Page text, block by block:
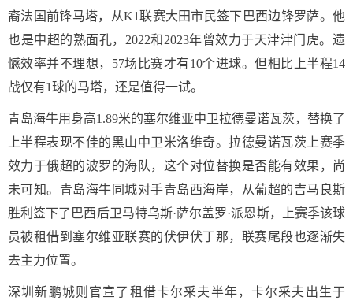
裔法国前锋马塔，从K1联赛大田市民签下巴西边锋罗萨。他
也是中超的熟面孔，2022和2023年曾效力于天津津门虎。遗
憾效率并不理想，57场比赛才有10个进球。但相比上半程14
战仅有1球的马塔，还是值得一试。
青岛海牛用身高1.89米的塞尔维亚中卫拉德曼诺瓦茨，替换了
上半程表现不佳的黑山中卫米洛维奇。拉德曼诺瓦茨上赛季
效力于俄超的波罗的海队，这个对位替换是否能有效果，尚
未可知。青岛海牛同城对手青岛西海岸，从葡超的吉马良斯
胜利签下了巴西后卫马特乌斯·萨尔盖罗·派恩斯，上赛季该球
员被租借到塞尔维亚联赛的伏伊伏丁那，联赛尾段也逐渐失
去主力位置。
深圳新鹏城则官宣了租借卡尔采夫半年，卡尔采夫出生于